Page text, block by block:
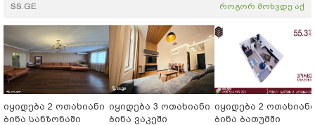
SS.GE როგორ მოხვდე აქ
იყიდება 2 ოთახიანი
ბინა სანზონაში
იყიდება 3 ოთახიანი
ბინა ვაკეში
იყიდება 2 ოთახიანი
ბინა ბათუმში